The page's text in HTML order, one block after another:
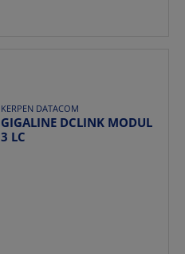
KERPEN DATACOM
GIGALINE DCLINK MODUL
3 LC